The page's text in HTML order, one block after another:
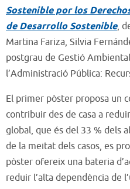
Sostenible por los
de Desarrollo Sostenible,
Martina Fariza, Silvia
postgrau de Gestió
l’Administració Pública:
El primer pòster proposa un
contribuir des de casa a
global, que és del 33 % dels
de la meitat dels casos, es
pòster ofereix una bateria
reduir l’alta dependència de